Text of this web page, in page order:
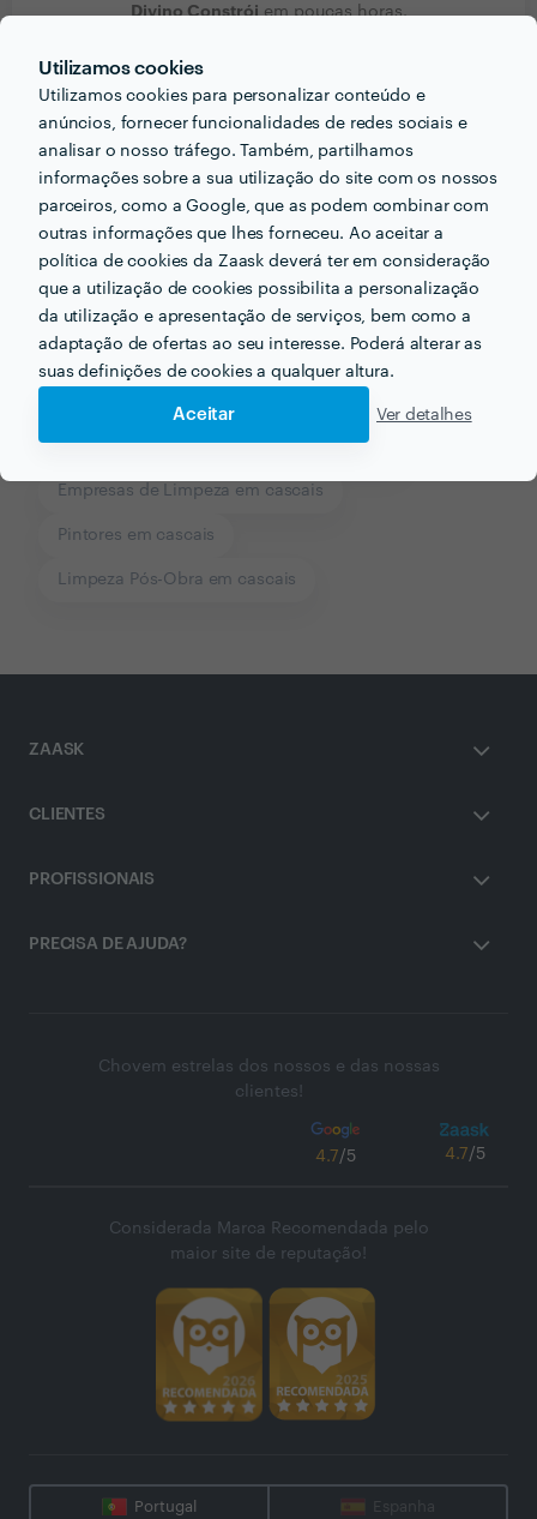
Utilizamos cookies
Utilizamos cookies para personalizar conteúdo e
anúncios, fornecer funcionalidades de redes sociais e
analisar o nosso tráfego. Também, partilhamos
informações sobre a sua utilização do site com os nossos
parceiros, como a Google, que as podem combinar com
outras informações que lhes forneceu. Ao aceitar a
política de cookies da Zaask deverá ter em consideração
que a utilização de cookies possibilita a personalização
da utilização e apresentação de serviços, bem como a
adaptação de ofertas ao seu interesse. Poderá alterar as
suas definições de cookies a qualquer altura.
Aceitar Ver detalhes
Divino Constróiem poucas horas.
Outros serviços proporcionados por Divino Constrói
Remodelações em cascais
Remodelação de Apartamento em cascais
Estofador em cascais Empreiteiros em cascais
Electricistas em cascais
Empresas de Construção Civil em cascais
Empresas de Limpeza em cascais
Pintores em cascais
Limpeza Pós-Obra em cascais
ZAASK
CLIENTES
PROFISSIONAIS
PRECISA DE AJUDA?
Chovem estrelas dos nossos e das nossas
clientes!
4.7/5 4.7/5
Considerada Marca Recomendada pelo
maior site de reputação!
Portugal Espanha